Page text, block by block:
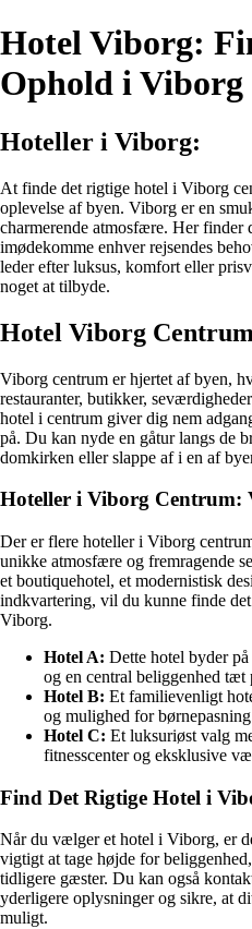
Hotel Viborg:
Ophold i
Hoteller i Viborg:
At finde det rigtige hotel i Viborg
oplevelse af byen. Viborg er en
charmerende atmosfære. Her finder
imødekomme enhver rejsendes
leder efter luksus, komfort eller
noget at tilbyde.
Hotel Viborg
Viborg centrum er hjertet af byen,
restauranter, butikker,
hotel i centrum giver dig nem
på. Du kan nyde en gåtur langs de
domkirken eller slappe af i en af
Hoteller i Viborg Centrum:
Der er flere hoteller i Viborg
unikke atmosfære og fremragende
et boutiquehotel, et modernistisk
indkvartering, vil du kunne finde
Viborg.
Hotel A: Dette hotel byder
og en central beliggenhed tæt
Hotel B: Et familievenligt
og mulighed for
Hotel C: Et luksuriøst valg
fitnesscenter og eksklusive
Find Det Rigtige Hotel i
Når du vælger et hotel i Viborg, er
vigtigt at tage højde for
tidligere gæster. Du kan også
yderligere oplysninger og sikre, at
muligt.